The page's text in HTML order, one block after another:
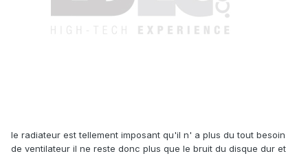
le radiateur est tellement imposant qu'il n' a plus du tout besoin
de ventilateur il ne reste donc plus que le bruit du disque dur et